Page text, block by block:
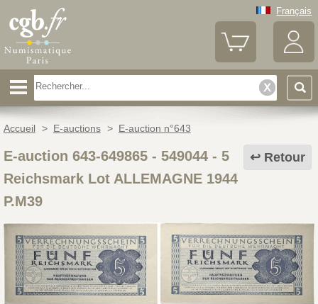
Français
Accueil > E-auctions > E-auction n°643
Retour
E-auction 643-649865 - 549044- 5
Reichsmark Lot ALLEMAGNE 1944
P.M39